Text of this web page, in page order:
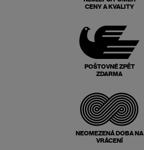
CENY A KVALITY
POŠTOVNÉ ZPĚT
ZDARMA
NEOMEZENÁ DOBA NA
VRÁCENÍ